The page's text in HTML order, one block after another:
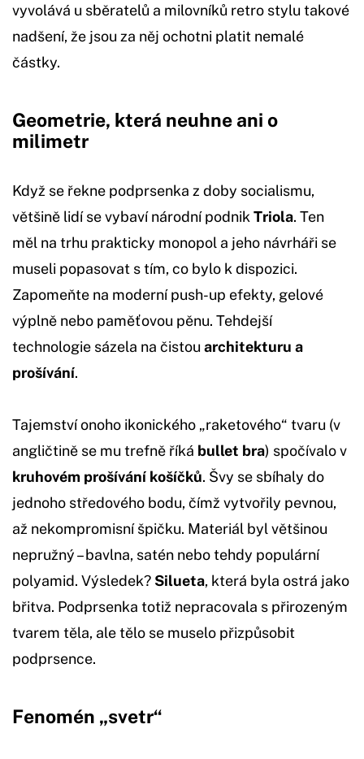
vyvolává u sběratelů a milovníků retro stylu takové
nadšení, že jsou za něj ochotni platit nemalé
částky.
Geometrie, která neuhne ani o
milimetr
Když se řekne podprsenka z doby socialismu,
většině lidí se vybaví národní podnik Triola. Ten
měl na trhu prakticky monopol a jeho návrháři se
museli popasovat s tím, co bylo k dispozici.
Zapomeňte na moderní push-up efekty, gelové
výplně nebo paměťovou pěnu. Tehdejší
technologie sázela na čistou architekturu a
prošívání.
Tajemství onoho ikonického „raketového“ tvaru (v
angličtině se mu trefně říká bullet bra) spočívalo v
kruhovém prošívání košíčků. Švy se sbíhaly do
jednoho středového bodu, čímž vytvořily pevnou,
až nekompromisní špičku. Materiál byl většinou
nepružný – bavlna, satén nebo tehdy populární
polyamid. Výsledek? Silueta, která byla ostrá jako
břitva. Podprsenka totiž nepracovala s přirozeným
tvarem těla, ale tělo se muselo přizpůsobit
podprsence.
Fenomén „svetr“